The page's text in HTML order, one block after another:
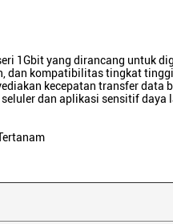
1Gbit yang dirancang untuk
dan kompatibilitas tingkat
kecepatan transfer data
dan aplikasi sensitif daya